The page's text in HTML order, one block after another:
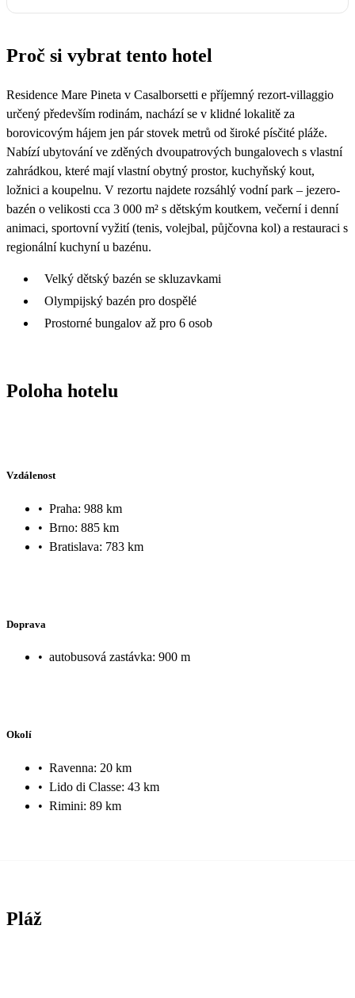
Proč si vybrat tento hotel
Residence Mare Pineta v Casalborsetti e příjemný rezort-villaggio
určený především rodinám, nachází se v klidné lokalitě za
borovicovým hájem jen pár stovek metrů od široké písčité pláže.
Nabízí ubytování ve zděných dvoupatrových bungalovech s vlastní
zahrádkou, které mají vlastní obytný prostor, kuchyňský kout,
ložnici a koupelnu. V rezortu najdete rozsáhlý vodní park – jezero-
bazén o velikosti cca 3 000 m² s dětským koutkem, večerní i denní
animaci, sportovní vyžití (tenis, volejbal, půjčovna kol) a restauraci s
regionální kuchyní u bazénu.
Velký dětský bazén se skluzavkami
Olympijský bazén pro dospělé
Prostorné bungalov až pro 6 osob
Poloha hotelu
Vzdálenost
• Praha: 988 km
• Brno: 885 km
• Bratislava: 783 km
Doprava
• autobusová zastávka: 900 m
Okolí
• Ravenna: 20 km
• Lido di Classe: 43 km
• Rimini: 89 km
Pláž